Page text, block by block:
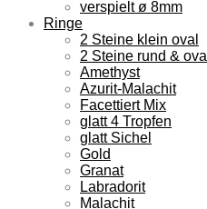
verspielt ø 8mm
Ringe
2 Steine klein oval
2 Steine rund & oval
Amethyst
Azurit-Malachit
Facettiert Mix
glatt 4 Tropfen
glatt Sichel
Gold
Granat
Labradorit
Malachit